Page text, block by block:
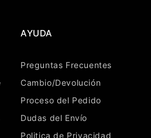
AYUDA
Preguntas Frecuentes
Cambio/Devolución
Proceso del Pedido
Dudas del Envío
Politica de Privacidad